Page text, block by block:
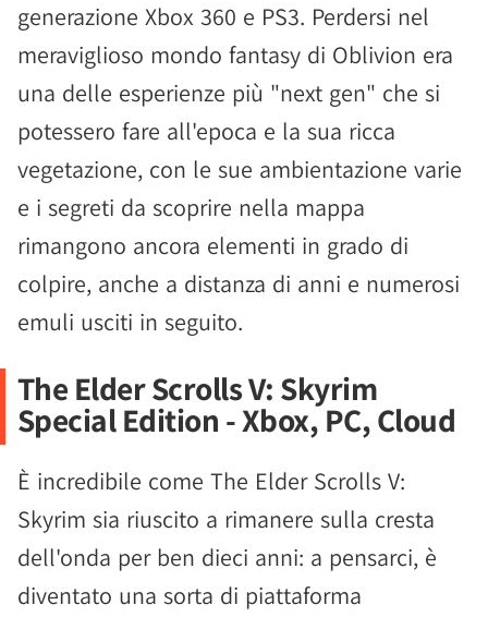
generazione Xbox 360 e PS3. Perdersi nel
meraviglioso mondo fantasy di Oblivion era
una delle esperienze più "next gen" che si
potessero fare all'epoca e la sua ricca
vegetazione, con le sue ambientazione varie
e i segreti da scoprire nella mappa
rimangono ancora elementi in grado di
colpire, anche a distanza di anni e numerosi
emuli usciti in seguito.
The Elder Scrolls V: Skyrim
Special Edition - Xbox, PC, Cloud
È incredibile come The Elder Scrolls V:
Skyrim sia riuscito a rimanere sulla cresta
dell'onda per ben dieci anni: a pensarci, è
diventato una sorta di piattaforma